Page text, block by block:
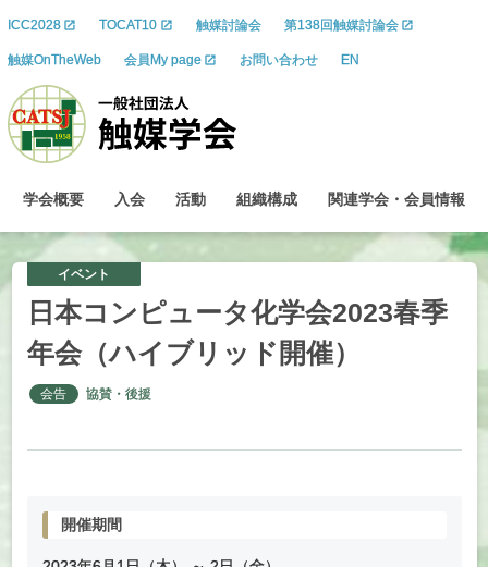
ICC2028 TOCAT10 触媒討論会 第138回触媒討論会
触媒OnTheWeb 会員My page お問い合わせ EN
学会概要 入会 活動 組織構成 関連学会 ・ 会員情報
イベント
日本コンピュータ化学会2023春季
年会（ハイブリッド 開催）
会告 協賛・後援
開催期間